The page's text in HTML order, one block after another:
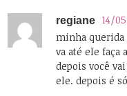
regiane
14/
minha querida
va até ele
depois você
ele. depois é